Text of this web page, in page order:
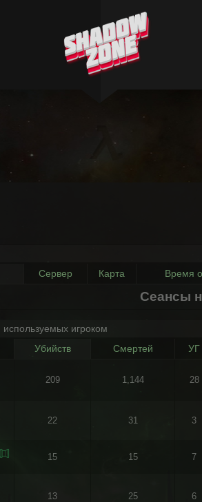
Сервер Карта Время
Сеансы
игроком
Убийств Смертей УГ
209 1,144 28
22 31 3
15 15 7
13 25 6